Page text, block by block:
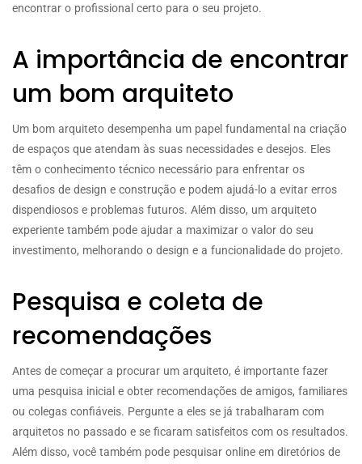
encontrar o profissional certo para o seu projeto.
A importância de encontrar
um bom arquiteto
Um bom arquiteto desempenha um papel fundamental na criação
de espaços que atendam às suas necessidades e desejos. Eles
têm o conhecimento técnico necessário para enfrentar os
desafios de design e construção e podem ajudá-lo a evitar erros
dispendiosos e problemas futuros. Além disso, um arquiteto
experiente também pode ajudar a maximizar o valor do seu
investimento, melhorando o design e a funcionalidade do projeto.
Pesquisa e coleta de
recomendações
Antes de começar a procurar um arquiteto, é importante fazer
uma pesquisa inicial e obter recomendações de amigos, familiares
ou colegas confiáveis. Pergunte a eles se já trabalharam com
arquitetos no passado e se ficaram satisfeitos com os resultados.
Além disso, você também pode pesquisar online em diretórios de